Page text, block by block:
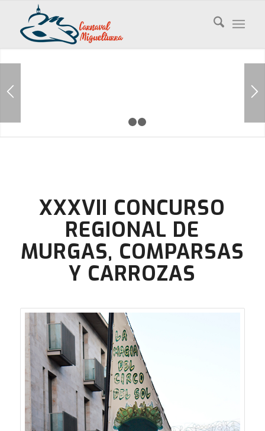
XXXVII CONCURSO
REGIONAL DE
MURGAS, COMPARSAS
Y CARROZAS